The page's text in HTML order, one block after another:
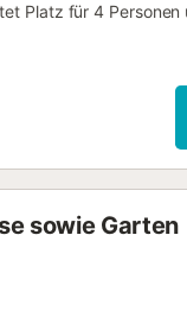
Platz für 4
– ideal für Familien
ein.
sowie Garten